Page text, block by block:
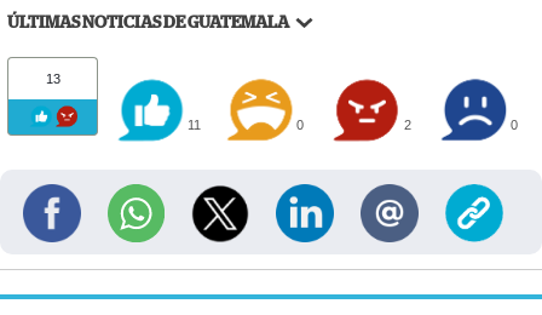
ÚLTIMAS NOTICIAS DE GUATEMALA
13
11 0 2 0